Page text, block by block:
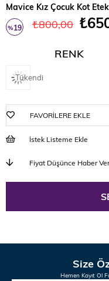
Mavice Kız Çocuk Kot
%19 ₺800,00
RENK
Tükendi
FAVORILERE EKLE
İstek Listeme Ekle
Fiyat Düşünce Haber Ver
Size
Hemen Kayıt Ol